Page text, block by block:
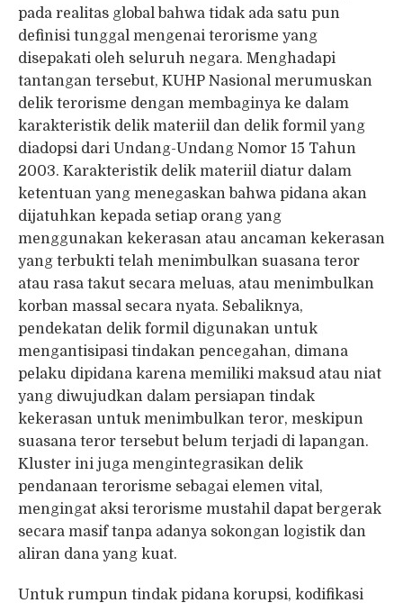
pada realitas global bahwa tidak ada satu pun
definisi tunggal mengenai terorisme yang
disepakati oleh seluruh negara. Menghadapi
tantangan tersebut, KUHP Nasional merumuskan
delik terorisme dengan membaginya ke dalam
karakteristik delik materiil dan delik formil yang
diadopsi dari Undang-Undang Nomor 15 Tahun
2003. Karakteristik delik materiil diatur dalam
ketentuan yang menegaskan bahwa pidana akan
dijatuhkan kepada setiap orang yang
menggunakan kekerasan atau ancaman kekerasan
yang terbukti telah menimbulkan suasana teror
atau rasa takut secara meluas, atau menimbulkan
korban massal secara nyata. Sebaliknya,
pendekatan delik formil digunakan untuk
mengantisipasi tindakan pencegahan, dimana
pelaku dipidana karena memiliki maksud atau niat
yang diwujudkan dalam persiapan tindak
kekerasan untuk menimbulkan teror, meskipun
suasana teror tersebut belum terjadi di lapangan.
Kluster ini juga mengintegrasikan delik
pendanaan terorisme sebagai elemen vital,
mengingat aksi terorisme mustahil dapat bergerak
secara masif tanpa adanya sokongan logistik dan
aliran dana yang kuat.
Untuk rumpun tindak pidana korupsi, kodifikasi